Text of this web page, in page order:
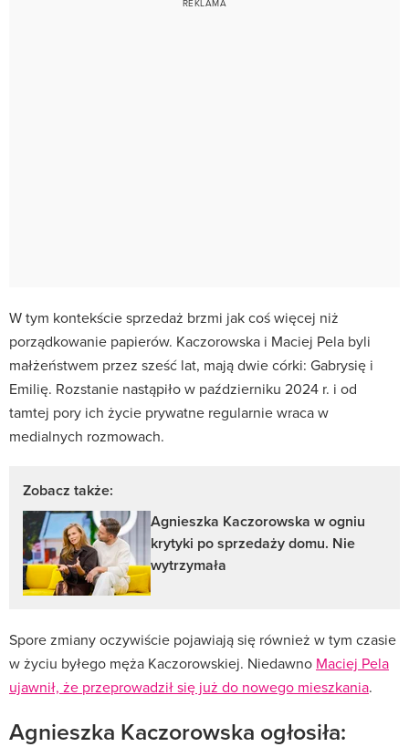
W tym kontekście sprzedaż brzmi jak coś więcej niż
porządkowanie papierów. Kaczorowska i Maciej Pela byli
małżeństwem przez sześć lat, mają dwie córki: Gabrysię i
Emilię. Rozstanie nastąpiło w październiku 2024 r. i od
tamtej pory ich życie prywatne regularnie wraca w
medialnych rozmowach.
Zobacz także:
Agnieszka Kaczorowska w ogniu
krytyki po sprzedaży domu. Nie
wytrzymała
Spore zmiany oczywiście pojawiają się również w tym czasie
w życiu byłego męża Kaczorowskiej. Niedawno Maciej Pela
ujawnił, że przeprowadził się już do nowego mieszkania.
Agnieszka Kaczorowska ogłosiła: